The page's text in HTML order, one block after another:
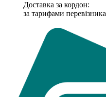
Доставка за кордон:
за тарифами перевізника